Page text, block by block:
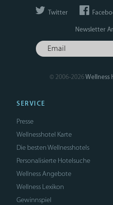
Twitter
Newsletter
© 2006-2026Wellness
SERVICE
Presse
Wellnesshotel Karte
Die besten Wellnesshotels
Personalisierte Hotelsuche
Wellness Angebote
Wellness Lexikon
Gewinnspiel